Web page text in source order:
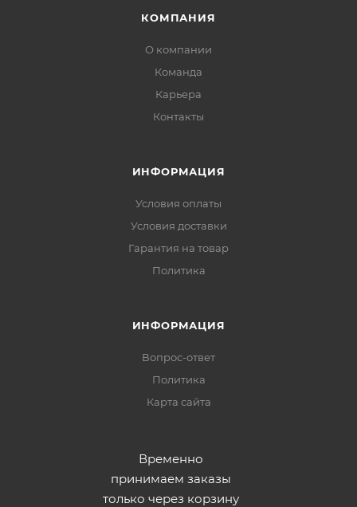
КОМПАНИЯ
О компании
Команда
Карьера
Контакты
ИНФОРМАЦИЯ
Условия оплаты
Условия доставки
Гарантия на товар
Политика
ИНФОРМАЦИЯ
Вопрос-ответ
Политика
Карта сайта
Временно
принимаем заказы
только через корзину